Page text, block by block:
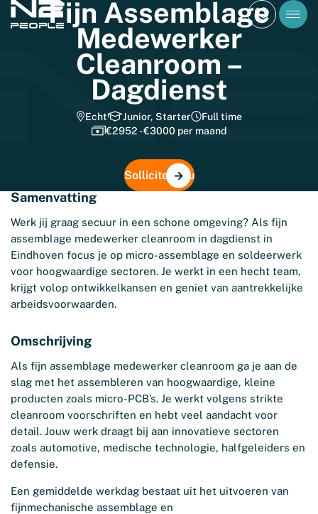
Fijn Assemblage
Medewerker
Cleanroom –
Dagdienst
Echt Junior, Starter
Full time
€2952 - €3000 per maand
Solliciteer nu
Samenvatting
Werk jij graag secuur in een schone omgeving? Als fijn
assemblage medewerker cleanroom in dagdienst in
Eindhoven focus je op micro-assemblage en soldeerwerk
voor hoogwaardige sectoren. Je werkt in een hecht team,
krijgt volop ontwikkelkansen en geniet van aantrekkelijke
arbeidsvoorwaarden.
Omschrijving
Als fijn assemblage medewerker cleanroom ga je aan de
slag met het assembleren van hoogwaardige, kleine
producten zoals micro-PCB’s. Je werkt volgens strikte
cleanroom voorschriften en hebt veel aandacht voor
detail. Jouw werk draagt bij aan innovatieve sectoren
zoals automotive, medische technologie, halfgeleiders en
defensie.
Een gemiddelde werkdag bestaat uit het uitvoeren van
fijnmechanische assemblage en